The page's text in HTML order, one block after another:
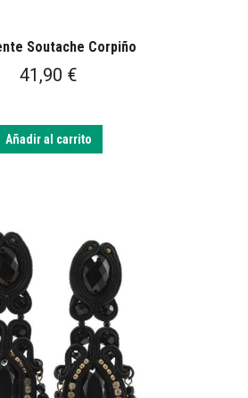
Soutache Corpiño
41,90 €
Añadir al carrito